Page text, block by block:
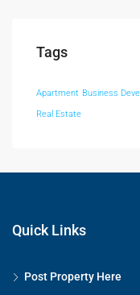
Tags
Apartment Business
Real Estate
Quick Links
Post Property Here